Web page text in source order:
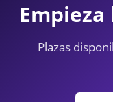
Plazas